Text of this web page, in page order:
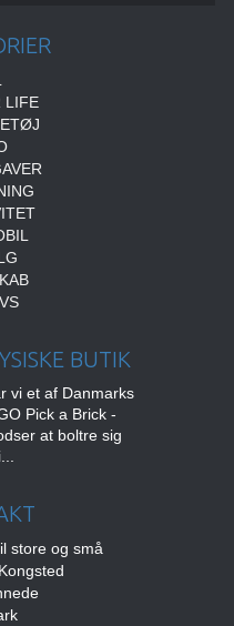
LIFE
BUTIK
vi et af Danmarks
Pick a Brick -
at boltre sig
store og små